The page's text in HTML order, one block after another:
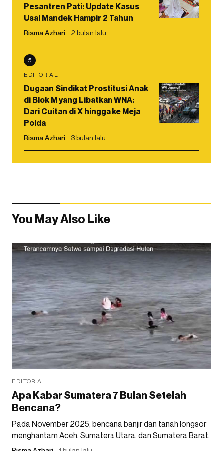
Pesantren Pati: Update Kasus
Usai Mandek Hampir 2 Tahun
Risma Azhari 2 bulan lalu
5
EDITORIAL
Dugaan Sindikat Prostitusi Anak
di Blok M yang Libatkan WNA:
Dari Cuitan di X hingga ke Meja
Polda
Risma Azhari 3 bulan lalu
You May Also Like
EDITORIAL
Apa Kabar Sumatera 7 Bulan Setelah
Bencana?
Pada November 2025, bencana banjir dan tanah longsor
menghantam Aceh, Sumatera Utara, dan Sumatera Barat.